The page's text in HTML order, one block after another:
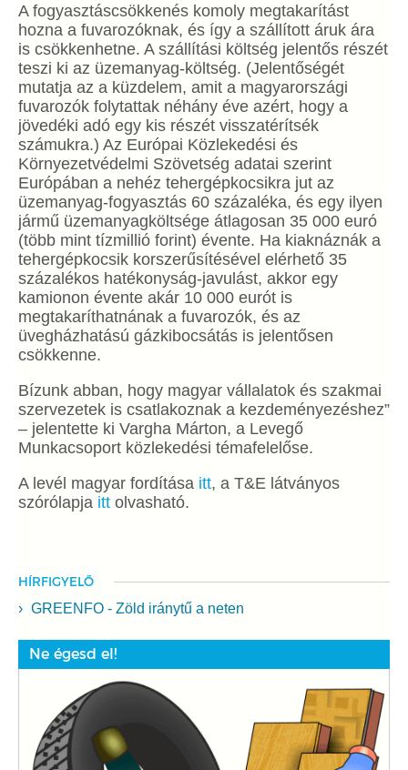
A fogyasztáscsökkenés komoly megtakarítást
hozna a fuvarozóknak, és így a szállított áruk ára
is csökkenhetne. A szállítási költség jelentős részét
teszi ki az üzemanyag-költség. (Jelentőségét
mutatja az a küzdelem, amit a magyarországi
fuvarozók folytattak néhány éve azért, hogy a
jövedéki adó egy kis részét visszatérítsék
számukra.) Az Európai Közlekedési és
Környezetvédelmi Szövetség adatai szerint
Európában a nehéz tehergépkocsikra jut az
üzemanyag-fogyasztás 60 százaléka, és egy ilyen
jármű üzemanyagköltsége átlagosan 35 000 euró
(több mint tízmillió forint) évente. Ha kiaknáznák a
tehergépkocsik korszerűsítésével elérhető 35
százalékos hatékonyság-javulást, akkor egy
kamionon évente akár 10 000 eurót is
megtakaríthatnának a fuvarozók, és az
üvegházhatású gázkibocsátás is jelentősen
csökkenne.
Bízunk abban, hogy magyar vállalatok és szakmai
szervezetek is csatlakoznak a kezdeményezéshez”
– jelentette ki Vargha Márton, a Levegő
Munkacsoport közlekedési témafelelőse.
A levél magyar fordítása itt, a T&E látványos
szórólapja itt olvasható.
HÍRFIGYELŐ
GREENFO - Zöld iránytű a neten
Ne égesd el!